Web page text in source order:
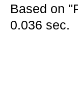
Based on
0.036 sec.